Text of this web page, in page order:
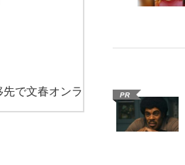
先で文春オンラ
PR